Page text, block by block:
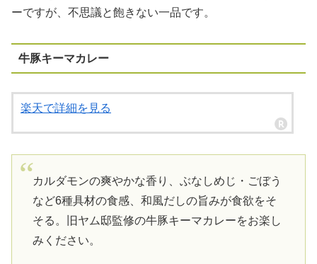
ーですが、不思議と飽きない一品です。
牛豚キーマカレー
楽天で詳細を見る
カルダモンの爽やかな香り、ぶなしめじ・ごぼう
など6種具材の食感、和風だしの旨みが食欲をそ
そる。旧ヤム邸監修の牛豚キーマカレーをお楽し
みください。